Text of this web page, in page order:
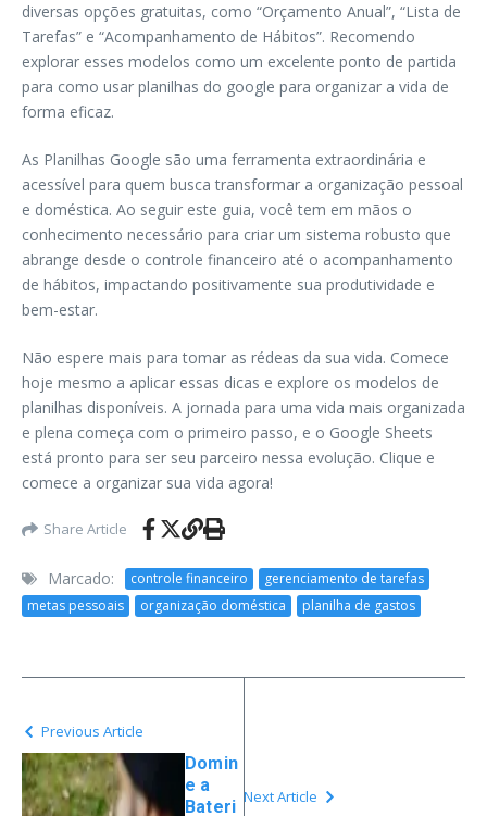
diversas opções gratuitas, como “Orçamento Anual”, “Lista de
Tarefas” e “Acompanhamento de Hábitos”. Recomendo
explorar esses modelos como um excelente ponto de partida
para como usar planilhas do google para organizar a vida de
forma eficaz.
As Planilhas Google são uma ferramenta extraordinária e
acessível para quem busca transformar a organização pessoal
e doméstica. Ao seguir este guia, você tem em mãos o
conhecimento necessário para criar um sistema robusto que
abrange desde o controle financeiro até o acompanhamento
de hábitos, impactando positivamente sua produtividade e
bem-estar.
Não espere mais para tomar as rédeas da sua vida. Comece
hoje mesmo a aplicar essas dicas e explore os modelos de
planilhas disponíveis. A jornada para uma vida mais organizada
e plena começa com o primeiro passo, e o Google Sheets
está pronto para ser seu parceiro nessa evolução. Clique e
comece a organizar sua vida agora!
Share Article
Marcado: controle financeiro
gerenciamento de tarefas
metas pessoais
organização doméstica planilha de gastos
Previous Article
Domin
e a
Bateri Next Article